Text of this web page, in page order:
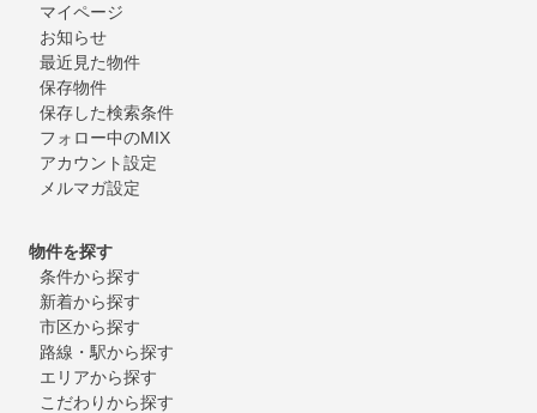
マイページ
お知らせ
最近見た物件
保存物件
保存した検索条件
フォロー中のMIX
アカウント設定
メルマガ設定
物件を探す
条件から探す
新着から探す
市区から探す
路線・駅から探す
エリアから探す
こだわりから探す